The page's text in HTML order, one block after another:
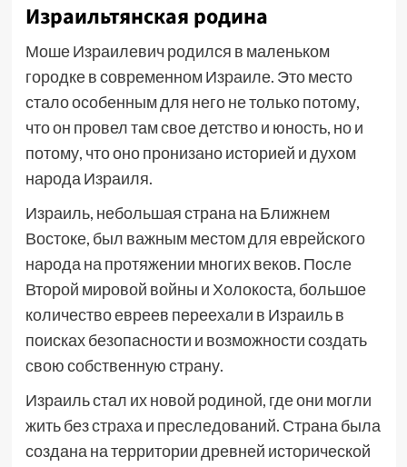
Израильтянская родина
Моше Израилевич родился в маленьком
городке в современном Израиле. Это место
стало особенным для него не только потому,
что он провел там свое детство и юность, но и
потому, что оно пронизано историей и духом
народа Израиля.
Израиль, небольшая страна на Ближнем
Востоке, был важным местом для еврейского
народа на протяжении многих веков. После
Второй мировой войны и Холокоста, большое
количество евреев переехали в Израиль в
поисках безопасности и возможности создать
свою собственную страну.
Израиль стал их новой родиной, где они могли
жить без страха и преследований. Страна была
создана на территории древней исторической